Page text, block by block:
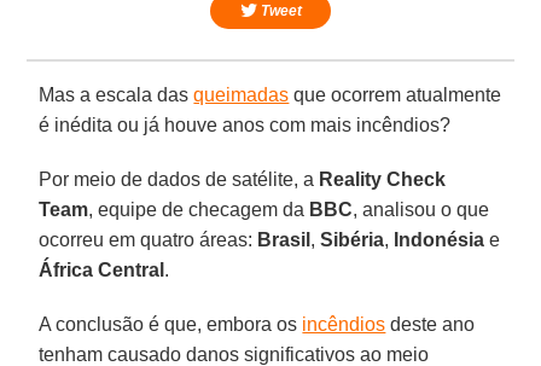
Tweet
Mas a escala dasqueimadas que ocorrem atualmente
é inédita ou já houve anos com mais incêndios?
Por meio de dados de satélite, a Reality Check
Team, equipe de checagem da BBC, analisou o que
ocorreu em quatro áreas: Brasil ,Sibéria, Indonésia e
África Central .
A conclusão é que, embora os incêndios deste ano
tenham causado danos significativos ao meio